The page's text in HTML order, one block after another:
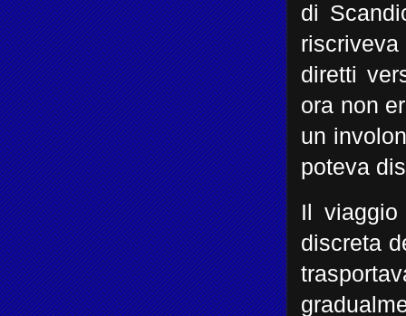
di
riscriveva
diretti
ora non
un
poteva
Il
discreta